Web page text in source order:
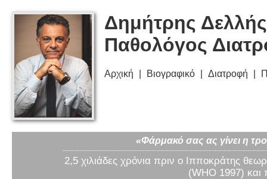
Δημήτρης
Παθολόγος
Αρχική Βιογραφικό Διατροφή
«Φάρμακό σας ας γίνει η
2,5 χιλιάδες χρόνια πριν ο Ιπποκράτης
(WHO 1997) και